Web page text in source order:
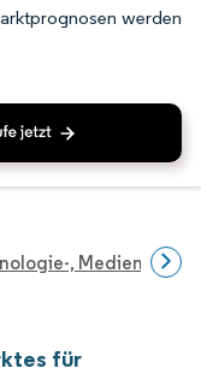
werden
, Medien- Und
für